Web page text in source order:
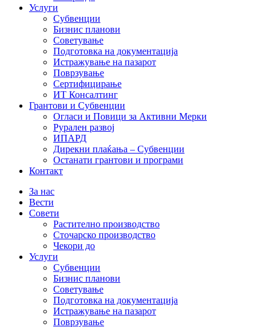
Услуги
Субвенции
Бизнис планови
Советување
Подготовка на документација
Истражување на пазарот
Поврзување
Сертифицирање
ИТ Консалтинг
Грантови и Субвенции
Огласи и Повици за Активни Мерки
Рурален развој
ИПАРД
Дирекни плаќања – Субвенции
Останати грантови и програми
Контакт
За нас
Вести
Совети
Растително производство
Сточарско производство
Чекори до
Услуги
Субвенции
Бизнис планови
Советување
Подготовка на документација
Истражување на пазарот
Поврзување